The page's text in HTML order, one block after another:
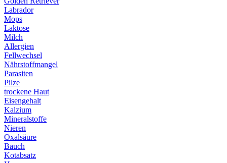
Labrador
Mops
Laktose
Milch
Allergien
Fellwechsel
Nährstoffmangel
Parasiten
Pilze
trockene Haut
Eisengehalt
Kalzium
Mineralstoffe
Nieren
Oxalsäure
Bauch
Kotabsatz